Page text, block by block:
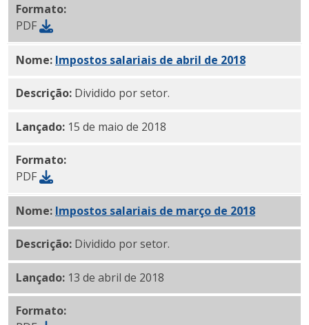
Formato:
PDF
Nome: Impostos salariais de abril de 2018PDF
Descrição: Dividido por setor.
Lançado: 15 de maio de 2018
Formato:
PDF
Nome: Impostos salariais de março de 2018PDF
Descrição: Dividido por setor.
Lançado: 13 de abril de 2018
Formato: